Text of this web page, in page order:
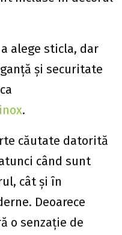
alege sticla, dar
și securitate
.
căutate datorită
când sunt
cât și în
Deoarece
o senzație de